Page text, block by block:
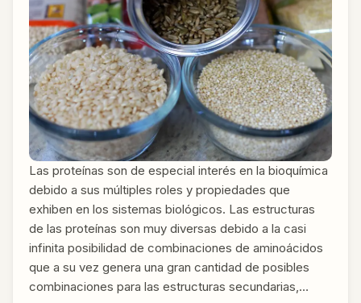
Las proteínas son de especial interés en la bioquímica
debido a sus múltiples roles y propiedades que
exhiben en los sistemas biológicos. Las estructuras
de las proteínas son muy diversas debido a la casi
infinita posibilidad de combinaciones de aminoácidos
que a su vez genera una gran cantidad de posibles
combinaciones para las estructuras secundarias,…